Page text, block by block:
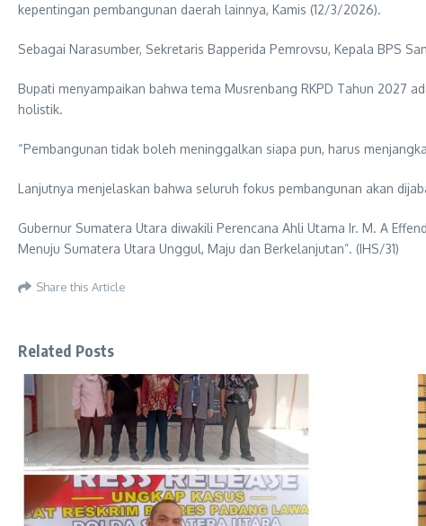
kepentingan pembangunan daerah lainnya, Kamis (12/3/2026).
Sebagai Narasumber, Sekretaris Bapperida Pemrovsu, Kepala BPS
Bupati menyampaikan bahwa tema Musrenbang RKPD Tahun 2027
holistik.
“Pembangunan tidak boleh meninggalkan siapa pun, harus
Lanjutnya menjelaskan bahwa seluruh fokus pembangunan akan
Gubernur Sumatera Utara diwakili Perencana Ahli Utama Ir. M. A
Menuju Sumatera Utara Unggul, Maju dan Berkelanjutan”. (IHS/31)
Share this Article
Related Posts